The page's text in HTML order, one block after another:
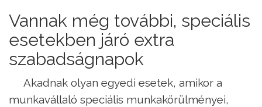
Vannak még további, speciális
esetekben járó extra
szabadságnapok
Akadnak olyan egyedi esetek, amikor a
munkavállaló speciális munkakörülményei,